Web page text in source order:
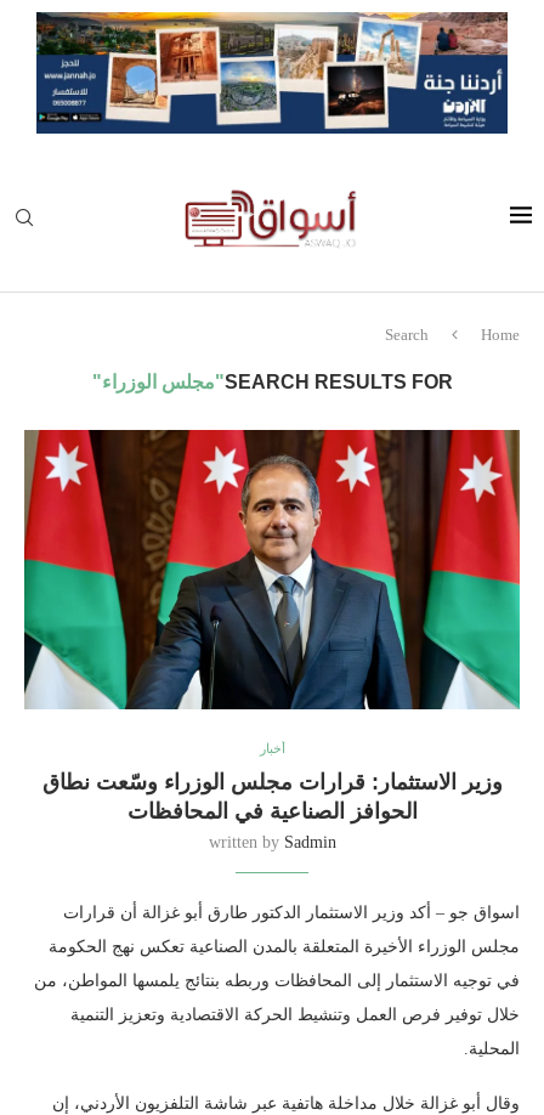
Home
Search
SEARCH RESULTS FOR"مجلس الوزراء"
أخبار
وزير الاستثمار: قرارات مجلس الوزراء وسّعت نطاق
الحوافز الصناعية في المحافظات
written by Sadmin
اسواق جو – أكد وزير الاستثمار الدكتور طارق أبو غزالة أن قرارات
مجلس الوزراء الأخيرة المتعلقة بالمدن الصناعية تعكس نهج الحكومة
في توجيه الاستثمار إلى المحافظات وربطه بنتائج يلمسها المواطن، من
خلال توفير فرص العمل وتنشيط الحركة الاقتصادية وتعزيز التنمية
المحلية.
وقال أبو غزالة خلال مداخلة هاتفية عبر شاشة التلفزيون الأردني، إن